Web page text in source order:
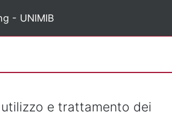
- UNIMIB
e trattamento dei